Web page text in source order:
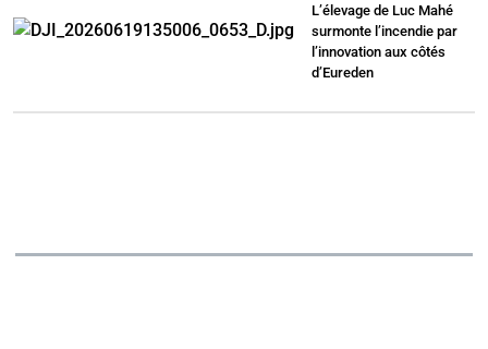
L’élevage de Luc Mahé
surmonte l’incendie par
l’innovation aux côtés
d’Eureden